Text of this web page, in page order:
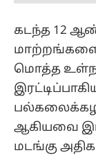
கடந்த 12
மாற்றங்களை
மொத்த
ஆகியவை
மடங்கு